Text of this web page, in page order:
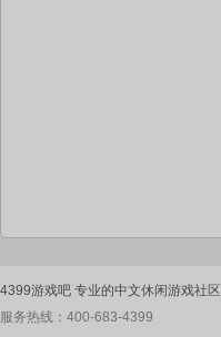
4399游戏吧 专业的中文休闲游戏社区
服务热线：400-683-4399